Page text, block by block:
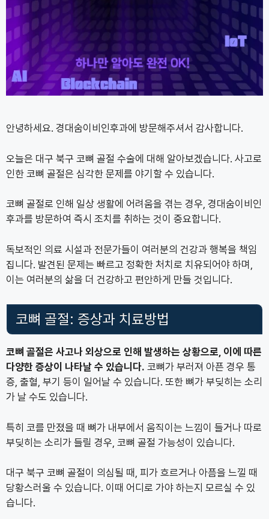
안녕하세요. 경대숨이비인후과에 방문해주셔서 감사합니다.
오늘은 대구 북구 코뼈 골절 수술에 대해 알아보겠습니다. 사고로
인한 코뼈 골절은 심각한 문제를 야기할 수 있습니다.
코뼈 골절로 인해 일상 생활에 어려움을 겪는 경우, 경대숨이비인
후과를 방문하여 즉시 조치를 취하는 것이 중요합니다.
독보적인 의료 시설과 전문가들이 여러분의 건강과 행복을 책임
집니다. 발견된 문제는 빠르고 정확한 처치로 치유되어야 하며,
이는 여러분의 삶을 더 건강하고 편안하게 만들 것입니다.
코뼈 골절: 증상과 치료방법
코뼈 골절은 사고나 외상으로 인해 발생하는 상황으로, 이에 따른
다양한 증상이 나타날 수 있습니다. 코뼈가 부러져 아픈 경우 통
증, 출혈, 부기 등이 일어날 수 있습니다. 또한 뼈가 부딪히는 소리
가 날 수도 있습니다.
특히 코를 만졌을 때 뼈가 내부에서 움직이는 느낌이 들거나 따로
부딪히는 소리가 들릴 경우, 코뼈 골절 가능성이 있습니다.
대구 북구 코뼈 골절이 의심될 때, 피가 흐르거나 아픔을 느낄 때
당황스러울 수 있습니다. 이때 어디로 가야 하는지 모르실 수 있
습니다.